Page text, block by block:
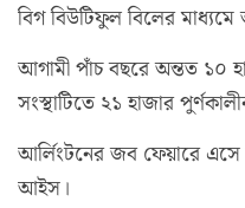
বিগ বিউটিফুল বিলের
আগামী পাঁচ বছরে অন্তত ১০
সংস্থাটিতে ২১ হাজার
আর্লিংটনের জব ফেয়ারে এসে
আইস।